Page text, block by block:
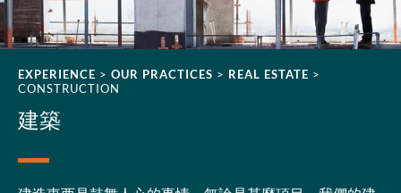
EXPERIENCE > OUR PRACTICES > REAL ESTATE >
CONSTRUCTION
建築